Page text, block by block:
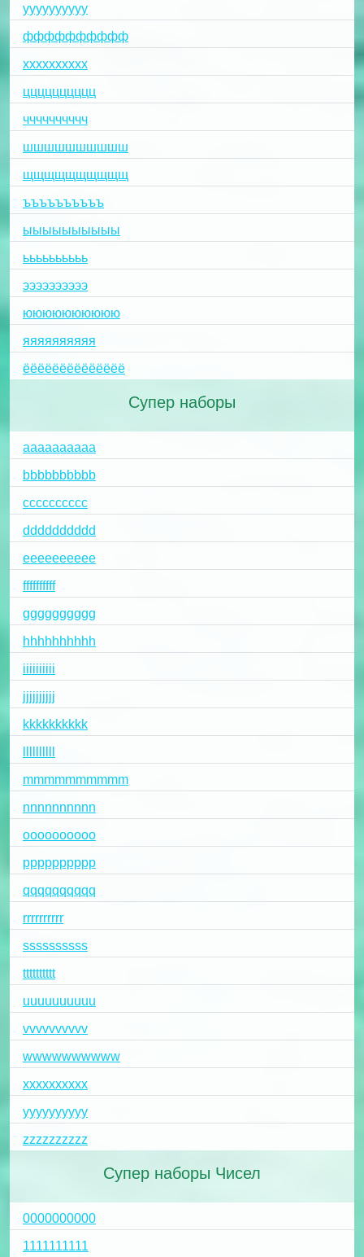
уууууууууу
фффффффффф
хххххххххх
цццццццццц
чччччччччч
шшшшшшшшшш
щщщщщщщщщщ
ъъъъъъъъъъ
ыыыыыыыыыы
ьььььььььь
ээээээээээ
юююююююююю
яяяяяяяяяя
ёёёёёёёёёёёёёё
Супер наборы
aaaaaaaaaa
bbbbbbbbbb
cccccccccc
dddddddddd
eeeeeeeeee
ffffffffff
gggggggggg
hhhhhhhhhh
iiiiiiiiii
jjjjjjjjjj
kkkkkkkkkk
mmmmmmmmmm
nnnnnnnnnn
oooooooooo
pppppppppp
qqqqqqqqqq
rrrrrrrrrr
ssssssssss
tttttttttt
uuuuuuuuuu
vvvvvvvvvv
wwwwwwwwww
xxxxxxxxxx
yyyyyyyyyy
zzzzzzzzzz
Супер наборы Чисел
0000000000
1111111111